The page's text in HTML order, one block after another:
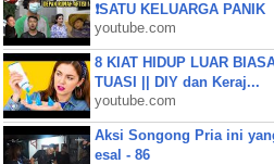
❗SATU KELUARGA PANIK
youtube.com
8 KIAT HIDUP LUAR
TUASI || DIY dan Keraj...
youtube.com
Aksi Songong Pria ini
esal - 86